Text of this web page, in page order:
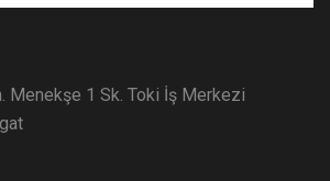
Menekşe 1 Sk. Toki İş Merkezi